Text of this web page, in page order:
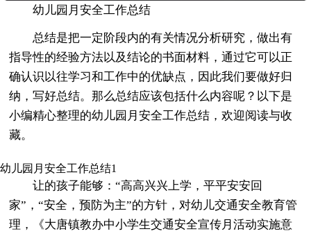
幼儿园月安全工作总结
总结是把一定阶段内的有关情况分析研究，做出有
指导性的经验方法以及结论的书面材料，通过它可以正
确认识以往学习和工作中的优缺点，因此我们要做好归
纳，写好总结。那么总结应该包括什么内容呢？以下是
小编精心整理的幼儿园月安全工作总结，欢迎阅读与收
藏。
幼儿园月安全工作总结1
让的孩子能够：“高高兴兴上学，平平安安回
家”，“安全，预防为主”的方针，对幼儿交通安全教育管
理，《大唐镇教办中小学生交通安全宣传月活动实施意